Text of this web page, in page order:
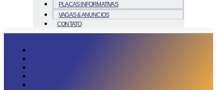
PLACAS INFORMATIVAS
VAGAS & ANUNCIOS
CONTATO